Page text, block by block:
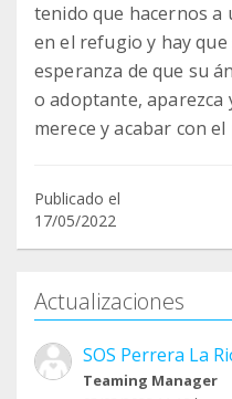
tenido que hacernos a
en el refugio y hay
esperanza de que su
o adoptante, aparezca
merece y acabar con
Publicado el
17/05/2022
Actualizaciones
SOS Perrera La
Teaming Manager